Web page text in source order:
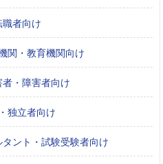
職者向け
関・教育機関向け
者・障害者向け
独立者向け
ント・試験受験者向け